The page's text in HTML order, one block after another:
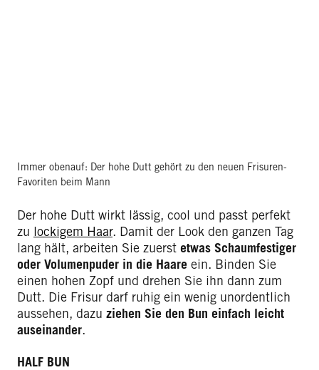
Immer obenauf: Der hohe Dutt gehört zu den neuen Frisuren-
Favoriten beim Mann
Der hohe Dutt wirkt lässig, cool und passt perfekt
zu lockigem Haar. Damit der Look den ganzen Tag
lang hält, arbeiten Sie zuerst etwas Schaumfestiger
oder Volumenpuder in die Haare ein. Binden Sie
einen hohen Zopf und drehen Sie ihn dann zum
Dutt. Die Frisur darf ruhig ein wenig unordentlich
aussehen, dazu ziehen Sie den Bun einfach leicht
auseinander.
HALF BUN